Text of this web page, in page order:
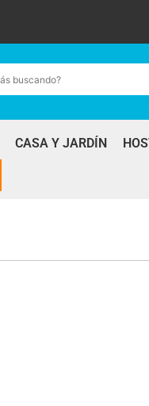
CASA Y JARDÍN